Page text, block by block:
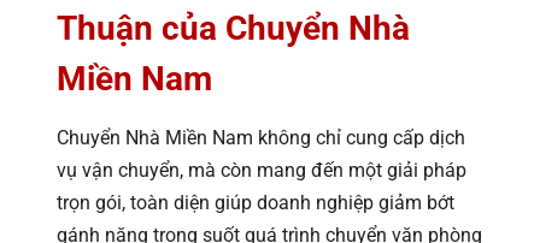
Thuận của Chuyển Nhà
Miền Nam
Chuyển Nhà Miền Nam không chỉ cung cấp dịch
vụ vận chuyển, mà còn mang đến một giải pháp
trọn gói, toàn diện giúp doanh nghiệp giảm bớt
gánh nặng trong suốt quá trình chuyển văn phòng